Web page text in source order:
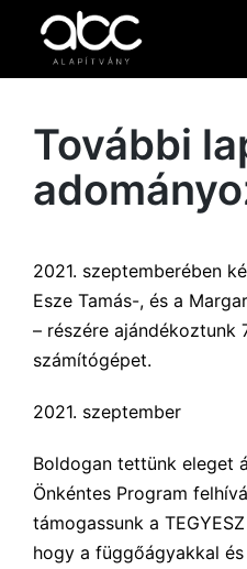
További
2021. szeptemberében
Esze Tamás-, és a
– részére
számítógépet.
2021. szeptember
Boldogan tettünk eleget
Önkéntes Program
támogassunk a
hogy a függőágyakkal